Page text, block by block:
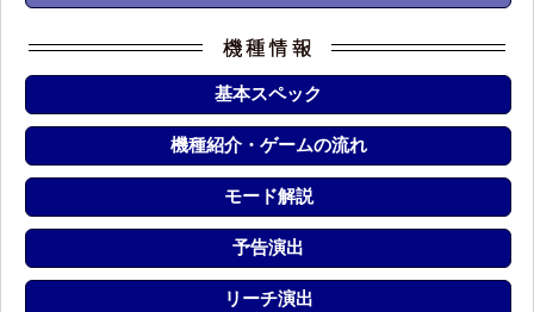
基本スペック
機種紹介・ゲームの流れ
モード解説
予告演出
リーチ演出